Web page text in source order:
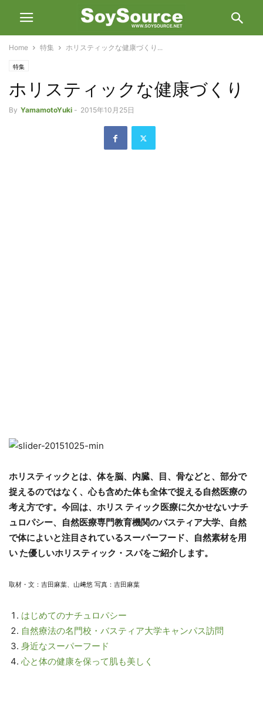
Home 特集 ホリスティックな健康づくり...
特集
ホリスティックな健康づくり
By YamamotoYuki - 2015年10月25日
ホリスティックとは、体を脳、内臓、目、骨などと、部分で
捉えるのではなく、心も含めた体も全体で捉える自然医療の
考え方です。今回は、ホリス ティック医療に欠かせないナチ
ュロパシー、自然医療専門教育機関のバスティア大学、自然
で体によいと注目されているスーパーフード、自然素材を用
い た優しいホリスティック・スパをご紹介します。
取材・文：吉田麻葉、山﨑悠 写真：吉田麻葉
はじめてのナチュロパシー
自然療法の名門校・バスティア大学キャンパス訪問
身近なスーパーフード
心と体の健康を保って肌も美しく